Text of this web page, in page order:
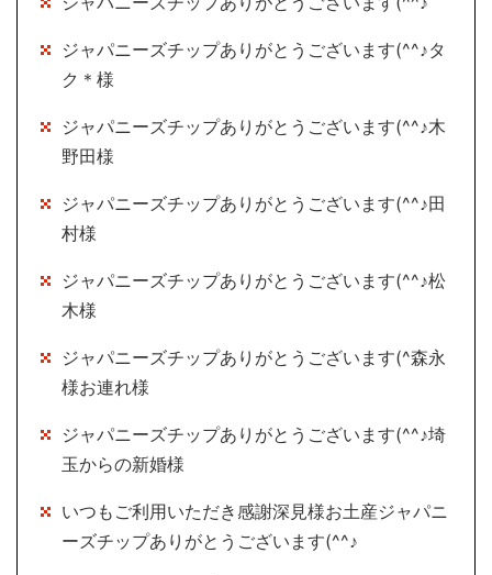
ジャパニーズチップありがとうございます(^^♪タ
ク＊様
ジャパニーズチップありがとうございます(^^♪木
野田様
ジャパニーズチップありがとうございます(^^♪田
村様
ジャパニーズチップありがとうございます(^^♪松
木様
ジャパニーズチップありがとうございます(^森永
様お連れ様
ジャパニーズチップありがとうございます(^^♪埼
玉からの新婚様
いつもご利用いただき感謝深見様お土産ジャパニ
ーズチップありがとうございます(^^♪